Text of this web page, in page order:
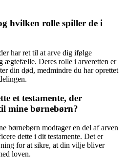
hvilken rolle spiller de i
har ret til at arve dig ifølge
ægtefælle. Deres rolle i arveretten er
din død, medmindre du har oprettet
et testamente, der
mine børnebørn?
børnebørn modtager en del af arven
dette i dit testamente. Det er
for at sikre, at din vilje bliver
loven.